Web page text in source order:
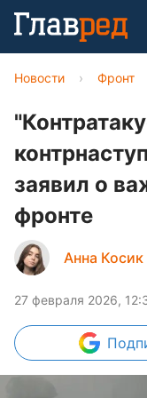
Новости › Фронт
заявил о
фронте
Анна Косик
27 февраля 2026,